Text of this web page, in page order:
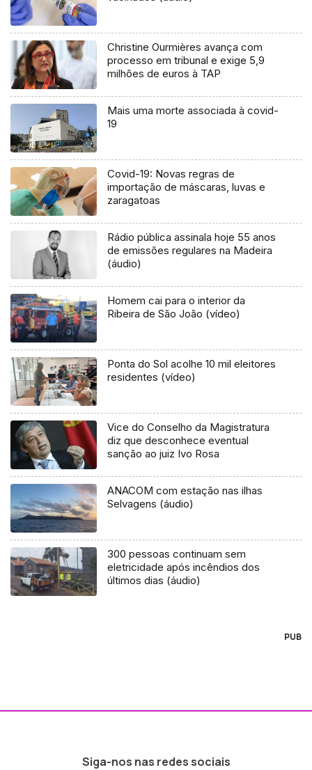
Christine Ourmières avança com
processo em tribunal e exige 5,9
milhões de euros à TAP
Mais uma morte associada à covid-
19
Covid-19: Novas regras de
importação de máscaras, luvas e
zaragatoas
Rádio pública assinala hoje 55 anos
de emissões regulares na Madeira
(áudio)
Homem cai para o interior da
Ribeira de São João (vídeo)
Ponta do Sol acolhe 10 mil eleitores
residentes (vídeo)
Vice do Conselho da Magistratura
diz que desconhece eventual
sanção ao juiz Ivo Rosa
ANACOM com estação nas ilhas
Selvagens (áudio)
300 pessoas continuam sem
eletricidade após incêndios dos
últimos dias (áudio)
PUB
Siga-nos nas redes sociais